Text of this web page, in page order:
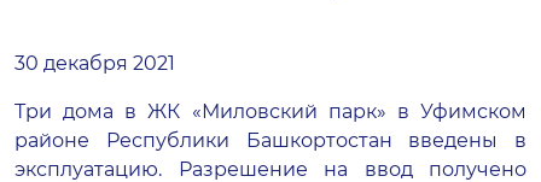
30 декабря 2021
Три дома в ЖК «Миловский парк» в Уфимском
районе Республики Башкортостан введены в
эксплуатацию. Разрешение на ввод получено